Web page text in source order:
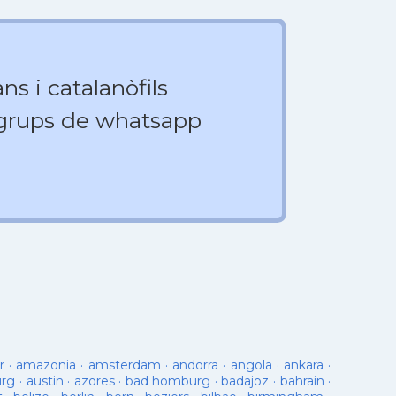
i catalanòfils
de whatsapp
· amazonia · amsterdam · andorra · angola · ankara ·
· austin · azores· bad homburg ·badajoz · bahrain ·